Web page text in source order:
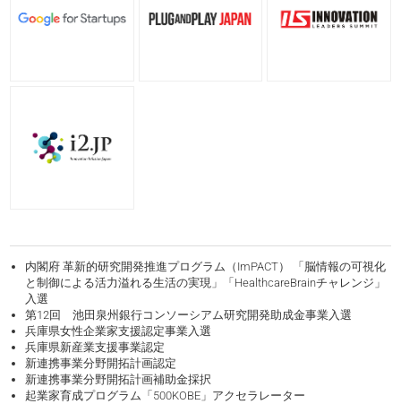
内閣府 革新的研究開発推進プログラム（ImPACT） 「脳情報の可視化
と制御による活力溢れる生活の実現」「HealthcareBrainチャレンジ」
入選
第12回 池田泉州銀行コンソーシアム研究開発助成金事業入選
兵庫県女性企業家支援認定事業入選
兵庫県新産業支援事業認定
新連携事業分野開拓計画認定
新連携事業分野開拓計画補助金採択
起業家育成プログラム「500KOBE」アクセラレーター